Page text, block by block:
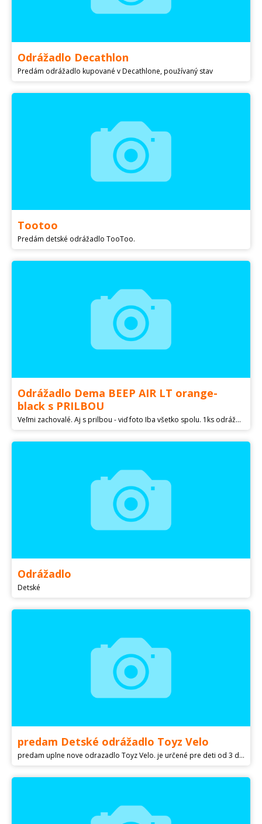
Odrážadlo Decathlon
Predám odrážadlo kupované v Decathlone, používaný stav
Tootoo
Predám detské odrážadlo TooToo.
Odrážadlo Dema BEEP AIR LT orange-
black s PRILBOU
Veľmi zachovalé. Aj s prilbou - viď foto Iba všetko spolu. 1ks odrážadlo + 1ks prilba Iba osobný odber. Doveziem do týchto miest: BA, TT, NR
Odrážadlo
Detské
predam Detské odrážadlo Toyz Velo
predam uplne nove odrazadlo Toyz Velo. je určené pre deti od 3 do 6 rokov, do 30 kg.. dĺžka cca 90 cm,šírka cca 37 cm, výška cca 56 cm. Vaha cca 3,6 kg. nastaviteľná výška sedadla 34,5-40 cm pevná drevená konštrukcia, pohodlné, mäkké sedadlo nafukovacie gumové kolieska priemer 12 ".